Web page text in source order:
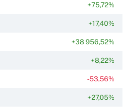
+75,72%
+17,40%
+38 956,52%
+8,22%
-53,56%
+27,05%